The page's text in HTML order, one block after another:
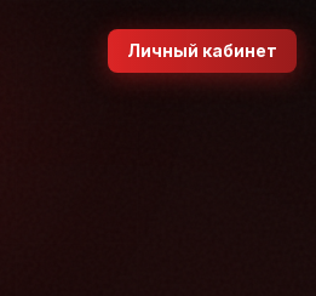
Личный кабинет